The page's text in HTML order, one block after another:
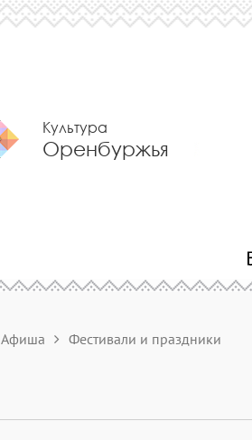
Культура
Оренбуржья
Афиша Фестивали и праздники